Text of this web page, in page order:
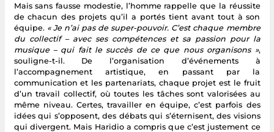
Mais sans fausse modestie, l’homme rappelle que la réussite
de chacun des projets qu’il a portés tient avant tout à son
équipe. « Je n’ai pas de super-pouvoir. C’est chaque membre
du collectif – avec ses compétences et sa passion pour la
musique – qui fait le succès de ce que nous organisons »,
souligne-t-il. De l’organisation d’événements à
l’accompagnement artistique, en passant par la
communication et les partenariats, chaque projet est le fruit
d’un travail collectif, où toutes les tâches sont valorisées au
même niveau. Certes, travailler en équipe, c’est parfois des
idées qui s’opposent, des débats qui s’éternisent, des visions
qui divergent. Mais Haridio a compris que c’est justement ce